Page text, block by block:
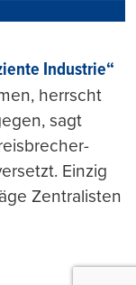
Industrie“
herrscht
sagt
Einzig
Zentralisten